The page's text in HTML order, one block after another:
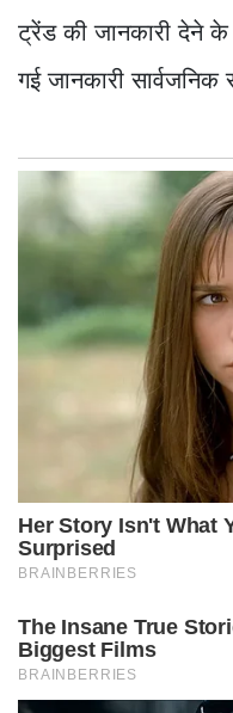
ट्रेंड की जानकारी देने के
गई जानकारी सार्वजनिक